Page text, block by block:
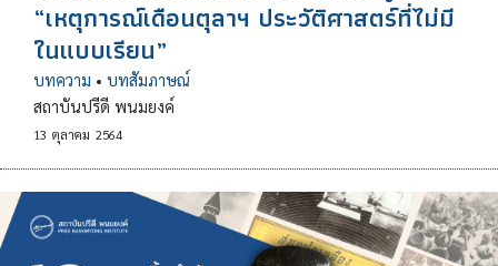
“เหตุการณ์เดือนตุลาฯ ประวัติศาสตร์ที่ไม่มี
ในแบบเรียน”
บทความ • บทสัมภาษณ์
สถาบันปรีดี พนมยงค์
13 ตุลาคม 2564